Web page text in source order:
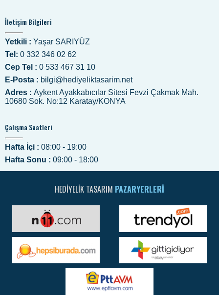
İletişim Bilgileri
Yetkili : Yaşar SARIYÜZ
Tel: 0 332 346 02 62
Cep Tel : 0 533 467 31 10
E-Posta : bilgi@hediyeliktasarim.net
Adres : Aykent Ayakkabıcılar Sitesi Fevzi Çakmak Mah.
10680 Sok. No:12 Karatay/KONYA
Çalışma Saatleri
Hafta İçi : 08:00 - 19:00
Hafta Sonu : 09:00 - 18:00
HEDIYELIK TASARIM PAZARYERLERI